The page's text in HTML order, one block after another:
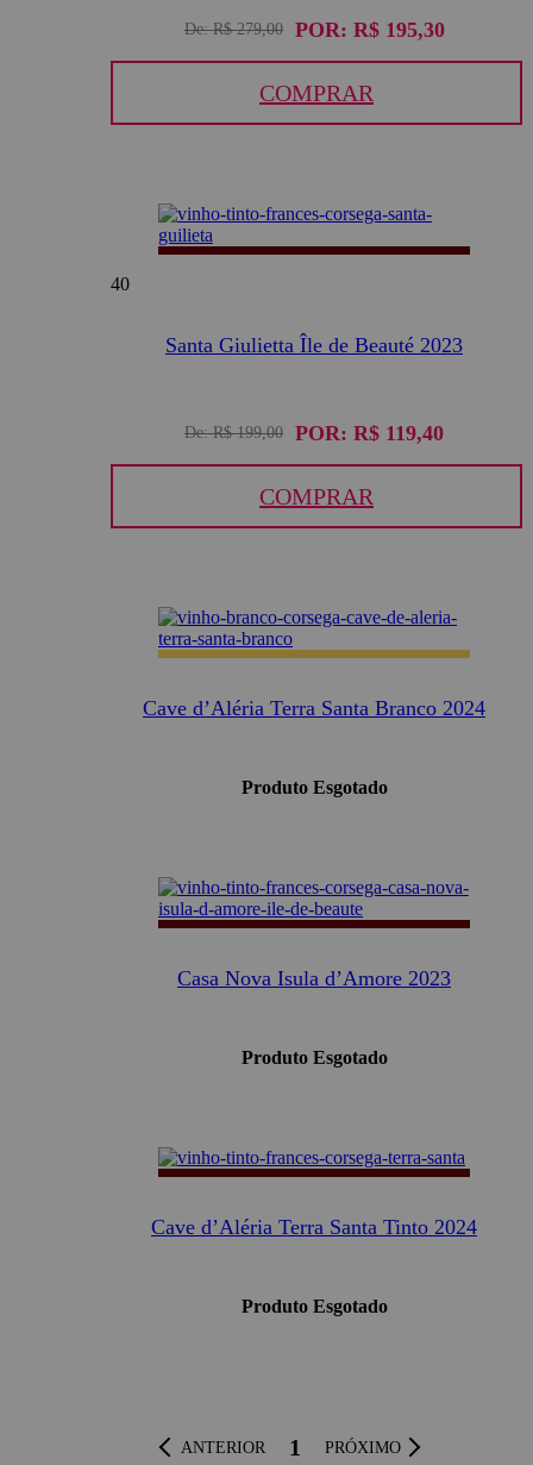
De:R$ 279,00 POR: R$ 195,30
COMPRAR
40
Santa Giulietta Île de Beauté 2023
De:R$ 199,00 POR: R$ 119,40
COMPRAR
Cave d’Aléria Terra Santa Branco 2024
Produto Esgotado
Casa Nova Isula d’Amore 2023
Produto Esgotado
Cave d’Aléria Terra Santa Tinto 2024
Produto Esgotado
ANTERIOR 1 PRÓXIMO